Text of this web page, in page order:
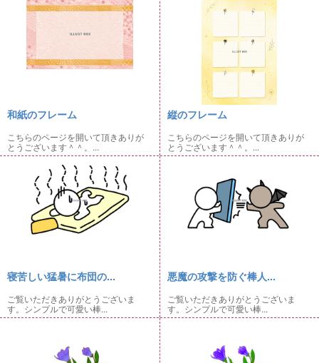
和紙のフレーム
こちらのページを開いて頂きありが
とうございます＾＾。...
縦のフレーム
こちらのページを開いて頂きありが
とうございます＾＾。...
寝苦しい猛暑に布団の...
ご覧いただきありがとうございま
す。シンプルで可愛い棒...
悪魔の攻撃を防ぐ棒人...
ご覧いただきありがとうございま
す。シンプルで可愛い棒...